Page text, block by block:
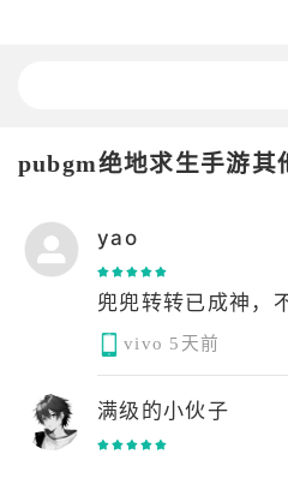
pubgm绝地求生手游其
yao
兜兜转转已成神，
vivo 5天前
满级的小伙子